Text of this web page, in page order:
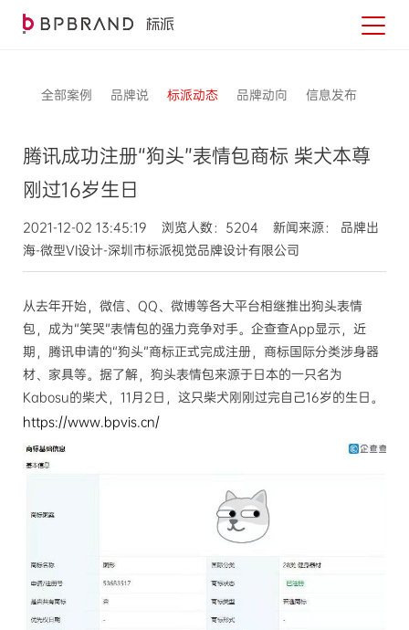
全部案例 品牌说 标派动态 品牌动向 信息发布
腾讯成功注册“狗头”表情包商标 柴犬本尊
刚过16岁生日
2021-12-02 13:45:19 浏览人数：5204 新闻来源： 品牌出
海-微型VI设计-深圳市标派视觉品牌设计有限公司
从去年开始，微信、QQ、微博等各大平台相继推出狗头表情
包，成为“笑哭”表情包的强力竞争对手。企查查App显示，近
期，腾讯申请的“狗头”商标正式完成注册，商标国际分类涉身器
材、家具等。据了解，狗头表情包来源于日本的一只名为
Kabosu的柴犬，11月2日，这只柴犬刚刚过完自己16岁的生日。
https://www.bpvis.cn/